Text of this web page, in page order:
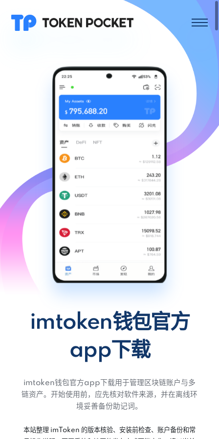
imtoken钱包官方
app下载
imtoken钱包官方app下载用于管理区块链账户与多
链资产。开始使用前，应先核对软件来源，并在离线环
境妥善备份助记词。
本站整理 imToken 的版本核验、安装前检查、账户备份和常